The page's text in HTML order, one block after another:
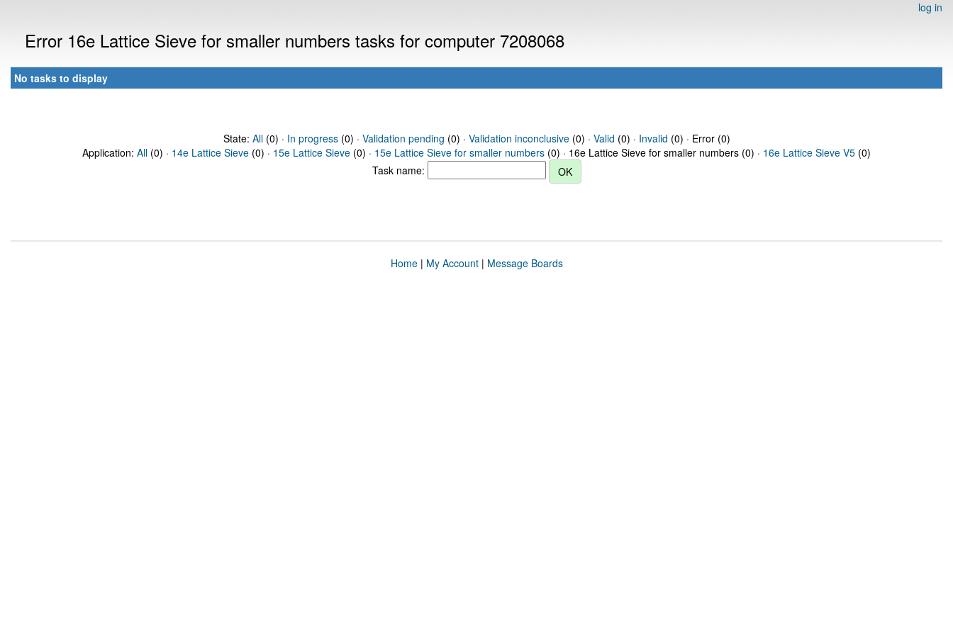
log in
Error 16e Lattice Sieve for smaller numbers tasks for computer 7208068
No tasks to display
State: All(0) · In progress(0) · Validation pending (0) · Validation inconclusive(0) · Valid (0) · Invalid (0) · Error (0)
Application: All (0) · 14e Lattice Sieve (0) · 15e Lattice Sieve (0) · 15e Lattice Sieve for smaller numbers (0) · 16e Lattice Sieve for smaller numbers (0) · 16e Lattice Sieve V5 (0)
Task name:
Home| My Account| Message Boards